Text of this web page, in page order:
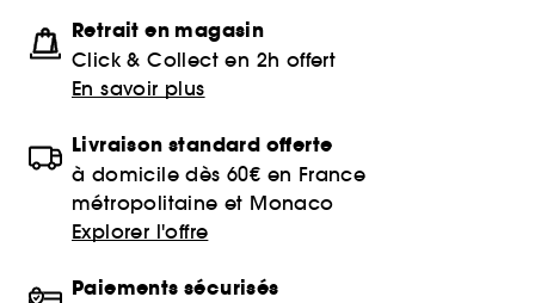
Retrait en magasin
Click & Collect en 2h offert
En savoir plus
Livraison standard offerte
à domicile dès 60€ en France
métropolitaine et Monaco
Explorer l'offre
Paiements sécurisés